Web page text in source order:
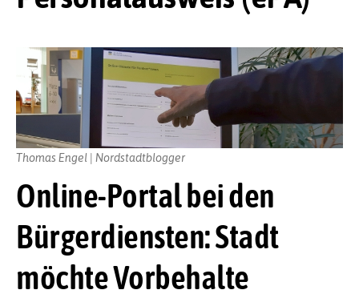
Online-Portal bei den
Bürgerdiensten: Stadt
möchte Vorbehalte
Thomas Engel | Nordstadtblogger